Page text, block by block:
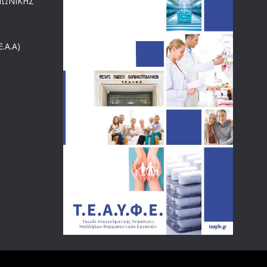
4024
Αναπηρικές συντάξεις: Έρχεται νέα απόφαση από το
υπουργείο Εργασίας -Τι είπε η Δ. Μιχαηλίδου για τις
εκκρεμείς συντάξεις
3770